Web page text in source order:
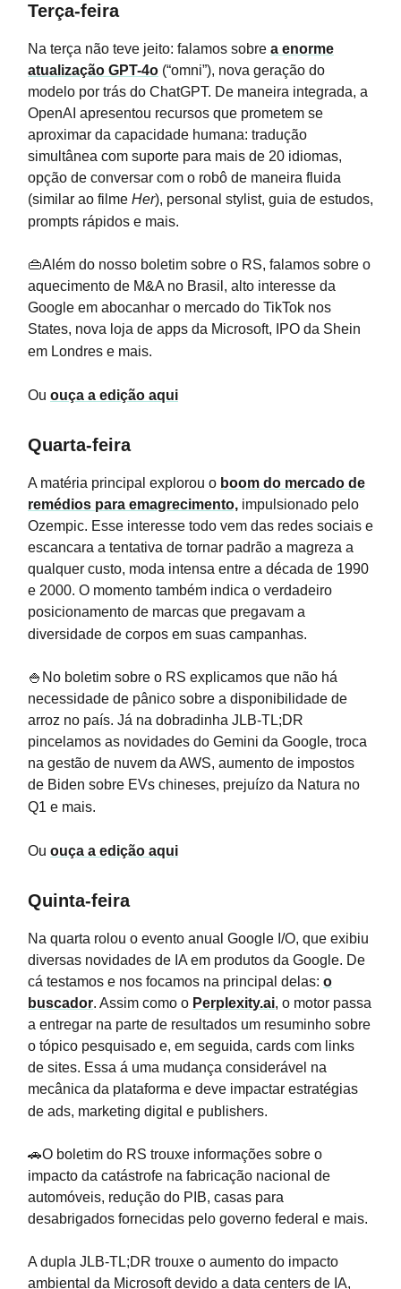
Terça-feira
Na terça não teve jeito: falamos sobre a enorme
atualização GPT-4o (“omni”), nova geração do
modelo por trás do ChatGPT. De maneira integrada, a
OpenAI apresentou recursos que prometem se
aproximar da capacidade humana: tradução
simultânea com suporte para mais de 20 idiomas,
opção de conversar com o robô de maneira fluida
(similar ao filme Her), personal stylist, guia de estudos,
prompts rápidos e mais.
👜Além do nosso boletim sobre o RS, falamos sobre o
aquecimento de M&A no Brasil, alto interesse da
Google em abocanhar o mercado do TikTok nos
States, nova loja de apps da Microsoft, IPO da Shein
em Londres e mais.
Ou ouça a edição aqui
Quarta-feira
A matéria principal explorou o boom do mercado de
remédios para emagrecimento, impulsionado pelo
Ozempic. Esse interesse todo vem das redes sociais e
escancara a tentativa de tornar padrão a magreza a
qualquer custo, moda intensa entre a década de 1990
e 2000. O momento também indica o verdadeiro
posicionamento de marcas que pregavam a
diversidade de corpos em suas campanhas.
🍚No boletim sobre o RS explicamos que não há
necessidade de pânico sobre a disponibilidade de
arroz no país. Já na dobradinha JLB-TL;DR
pincelamos as novidades do Gemini da Google, troca
na gestão de nuvem da AWS, aumento de impostos
de Biden sobre EVs chineses, prejuízo da Natura no
Q1 e mais.
Ou ouça a edição aqui
Quinta-feira
Na quarta rolou o evento anual Google I/O, que exibiu
diversas novidades de IA em produtos da Google. De
cá testamos e nos focamos na principal delas: o
buscador. Assim como o Perplexity.ai, o motor passa
a entregar na parte de resultados um resuminho sobre
o tópico pesquisado e, em seguida, cards com links
de sites. Essa á uma mudança considerável na
mecânica da plataforma e deve impactar estratégias
de ads, marketing digital e publishers.
🚗O boletim do RS trouxe informações sobre o
impacto da catástrofe na fabricação nacional de
automóveis, redução do PIB, casas para
desabrigados fornecidas pelo governo federal e mais.
A dupla JLB-TL;DR trouxe o aumento do impacto
ambiental da Microsoft devido a data centers de IA,